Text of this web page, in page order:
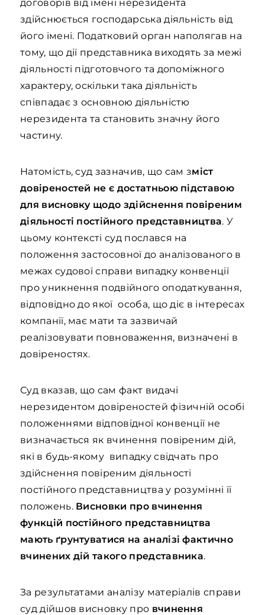
договорів від імені нерезидента
здійснюється господарська діяльність від
його імені. Податковий орган наполягав на
тому, що дії представника виходять за межі
діяльності підготовчого та допоміжного
характеру, оскільки така діяльність
співпадає з основною діяльністю
нерезидента та становить значну його
частину.
Натомість, суд зазначив, що сам зміст
довіреностей не є достатньою підставою
для висновку щодо здійснення повіреним
діяльності постійного представництва. У
цьому контексті суд послався на
положення застосовної до аналізованого в
межах судової справи випадку конвенції
про уникнення подвійного оподаткування,
відповідно до якої особа, що діє в інтересах
компанії, має мати та зазвичай
реалізовувати повноваження, визначені в
довіреностях.
Суд вказав, що сам факт видачі
нерезидентом довіреностей фізичній особі
положеннями відповідної конвенції не
визначається як вчинення повіреним дій,
які в будь-якому випадку свідчать про
здійснення повіреним діяльності
постійного представництва у розумінні її
положень. Висновки про вчинення
функцій постійного представництва
мають ґрунтуватися на аналізі фактично
вчинених дій такого представника.
За результатами аналізу матеріалів справи
суд дійшов висновку про вчинення